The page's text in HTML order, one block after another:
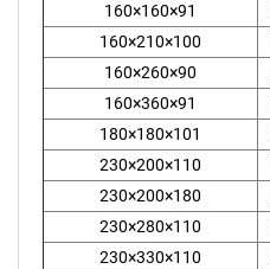
160×160×91
160×210×100
160×260×90
160×360×91
180×180×101
230×200×110
230×200×180
230×280×110
230×330×110